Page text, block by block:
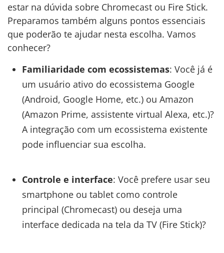
estar na dúvida sobre Chromecast ou Fire Stick.
Preparamos também alguns pontos essenciais
que poderão te ajudar nesta escolha. Vamos
conhecer?
Familiaridade com ecossistemas: Você já é
um usuário ativo do ecossistema Google
(Android, Google Home, etc.) ou Amazon
(Amazon Prime, assistente virtual Alexa, etc.)?
A integração com um ecossistema existente
pode influenciar sua escolha.
Controle e interface: Você prefere usar seu
smartphone ou tablet como controle
principal (Chromecast) ou deseja uma
interface dedicada na tela da TV (Fire Stick)?